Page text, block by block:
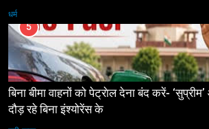
धर्म
5
बिना बीमा वाहनों को पेट्राेल देना बंद करें-
दौड़ रहे बिना इंश्योरेंस के